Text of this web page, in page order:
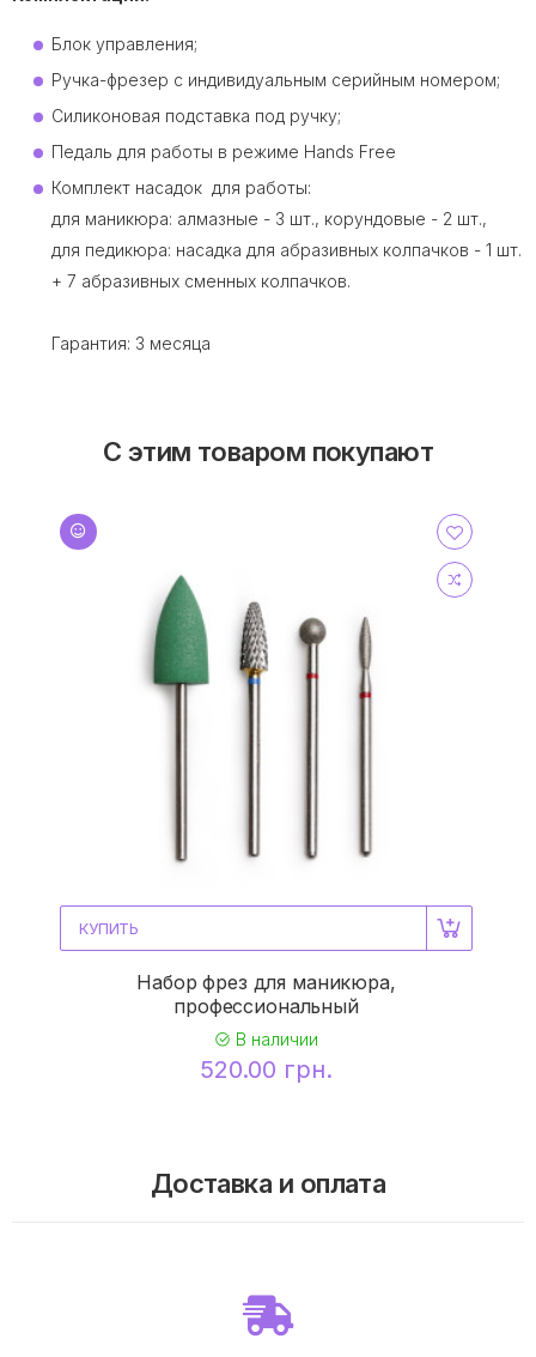
Блок управления;
Ручка-фрезер с индивидуальным серийным номером;
Силиконовая подставка под ручку;
Педаль для работы в режиме Hands Free
Комплект насадок для работы:
для маникюра: алмазные - 3 шт., корундовые - 2 шт.,
для педикюра: насадка для абразивных колпачков - 1 шт.
+ 7 абразивных сменных колпачков.
Гарантия: 3 месяца
С этим товаром покупают
КУПИТЬ
Набор фрез для маникюра,
профессиональный
В наличии
520.00 грн.
Доставка и оплата